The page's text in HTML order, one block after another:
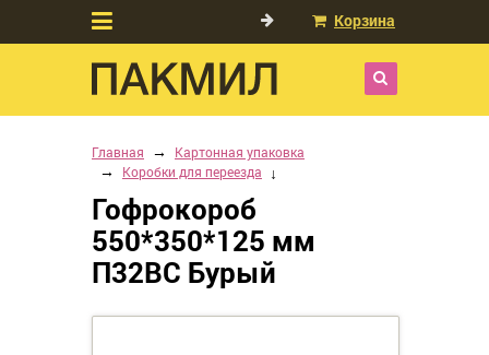
Корзина
Главная
Картонная упаковка
Коробки для переезда
Гофрокороб
550*350*125 мм
П32ВС Бурый